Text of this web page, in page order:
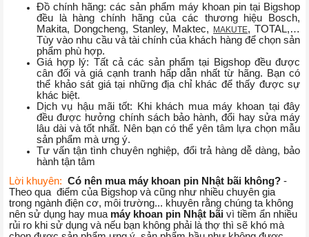
Đồ chính hãng: các sản phẩm máy khoan pin tại Bigshop
đều là hàng chính hãng của các thương hiệu Bosch,
Makita, Dongcheng, Stanley, Maktec, MAKUTE, TOTAL,…
Tùy vào nhu cầu và tài chính của khách hàng để chọn sản
phẩm phù hợp.
Giá hợp lý: Tất cả các sản phẩm tại Bigshop đều được
cân đối và giá cạnh tranh hấp dẫn nhất từ hãng. Bạn có
thể khảo sát giá tại những địa chỉ khác để thấy được sự
khác biệt.
Dịch vụ hậu mãi tốt: Khi khách mua máy khoan tại đây
đều được hưởng chính sách bảo hành, đổi hay sửa máy
lâu dài và tốt nhất. Nên bạn có thể yên tâm lựa chọn mẫu
sản phẩm mà ưng ý.
Tư vấn tận tình chuyên nghiệp, đổi trả hàng dễ dàng, bảo
hành tận tâm
Lời khuyên: Có nên mua máy khoan pin Nhật bãi không? -
Theo qua điểm của Bigshop và cũng như nhiều chuyên gia
trong ngành điện cơ, môi trường... khuyên rằng chúng ta không
nên sử dụng hay mua máy khoan pin Nhật bãi vì tiềm ẩn nhiều
rủi ro khi sử dụng và nếu bạn không phải là thợ thì sẽ khó mà